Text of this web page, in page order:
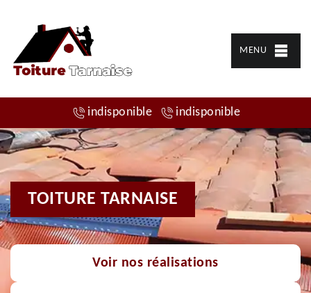
MENU
indisponible indisponible
TOITURE TARNAISE
Voir nos réalisations